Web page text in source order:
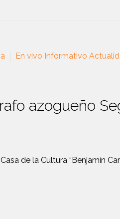
En vivo Informativo
azogueño
de la Cultura “Benjamín